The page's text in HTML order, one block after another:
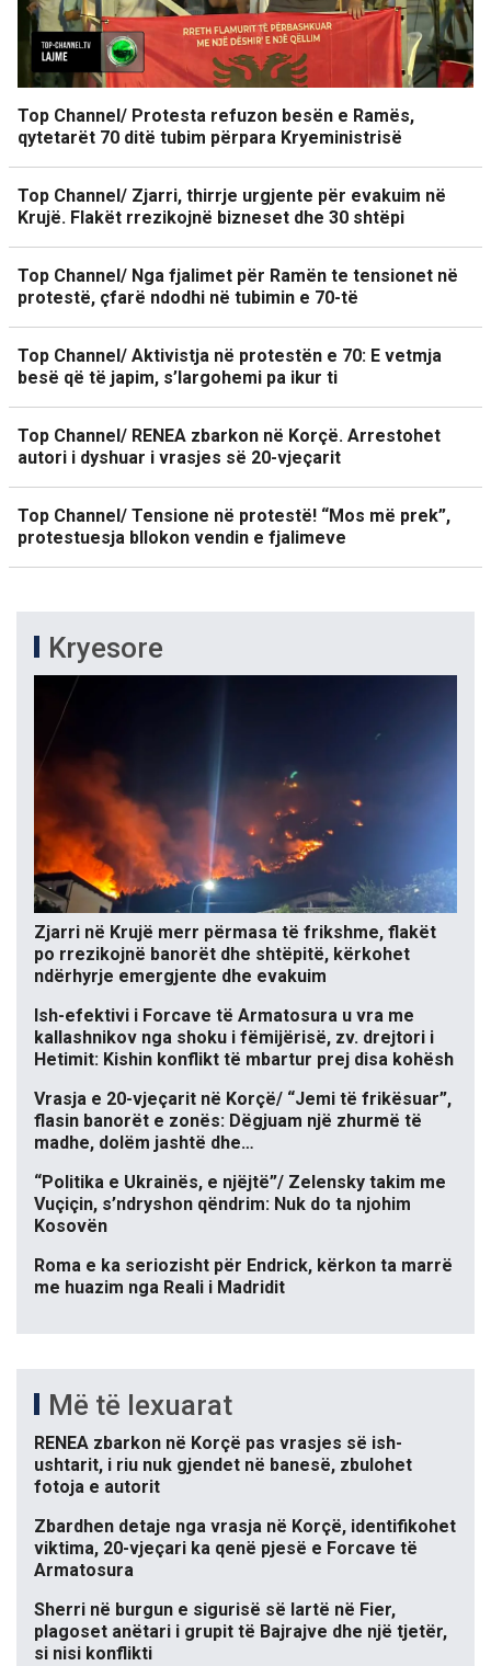
Top Channel/ Protesta refuzon besën e Ramës,
qytetarët 70 ditë tubim përpara Kryeministrisë
Top Channel/ Zjarri, thirrje urgjente për evakuim në
Krujë. Flakët rrezikojnë bizneset dhe 30 shtëpi
Top Channel/ Nga fjalimet për Ramën te tensionet në
protestë, çfarë ndodhi në tubimin e 70-të
Top Channel/ Aktivistja në protestën e 70: E vetmja
besë që të japim, s’largohemi pa ikur ti
Top Channel/ RENEA zbarkon në Korçë. Arrestohet
autori i dyshuar i vrasjes së 20-vjeçarit
Top Channel/ Tensione në protestë! “Mos më prek”,
protestuesja bllokon vendin e fjalimeve
Kryesore
Zjarri në Krujë merr përmasa të frikshme, flakët
po rrezikojnë banorët dhe shtëpitë, kërkohet
ndërhyrje emergjente dhe evakuim
Ish-efektivi i Forcave të Armatosura u vra me
kallashnikov nga shoku i fëmijërisë, zv. drejtori i
Hetimit: Kishin konflikt të mbartur prej disa kohësh
Vrasja e 20-vjeçarit në Korçë/ “Jemi të frikësuar”,
flasin banorët e zonës: Dëgjuam një zhurmë të
madhe, dolëm jashtë dhe…
“Politika e Ukrainës, e njëjtë”/ Zelensky takim me
Vuçiçin, s’ndryshon qëndrim: Nuk do ta njohim
Kosovën
Roma e ka seriozisht për Endrick, kërkon ta marrë
me huazim nga Reali i Madridit
Më të lexuarat
RENEA zbarkon në Korçë pas vrasjes së ish-
ushtarit, i riu nuk gjendet në banesë, zbulohet
fotoja e autorit
Zbardhen detaje nga vrasja në Korçë, identifikohet
viktima, 20-vjeçari ka qenë pjesë e Forcave të
Armatosura
Sherri në burgun e sigurisë së lartë në Fier,
plagoset anëtari i grupit të Bajrajve dhe një tjetër,
si nisi konflikti